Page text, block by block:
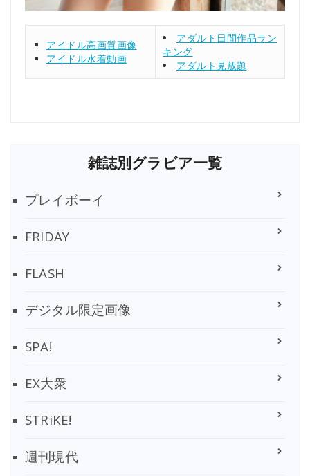
アイドル高画質画像
アイドル水着動画
アダルト日間作品ラン
キング
アダルト見放題
雑誌別グラビア一覧
プレイボーイ
FRIDAY
FLASH
デジタル限定画像
SPA!
EX大衆
STRiKE!
週刊現代